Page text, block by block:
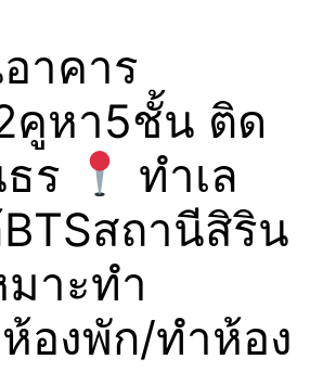
าคาร
หา5ชั้น ติด
ร
ทำเล
สถานีสิริน
มาะทำ
องพัก/ทำห้อง